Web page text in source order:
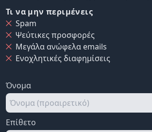
Τι να μην περιμένεις
Spam
Ψεύτικες προσφορές
Μεγάλα ανώφελα emails
Ενοχλητικές διαφημίσεις
Όνομα
Επίθετο